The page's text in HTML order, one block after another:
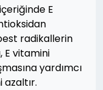
E
radikallerin
E vitamini
yardımcı